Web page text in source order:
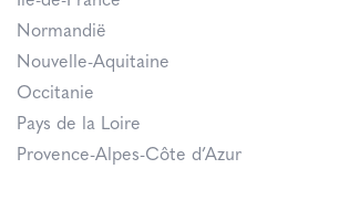
Normandië
Nouvelle-Aquitaine
Occitanie
Pays de la Loire
Provence-Alpes-Côte d’Azur